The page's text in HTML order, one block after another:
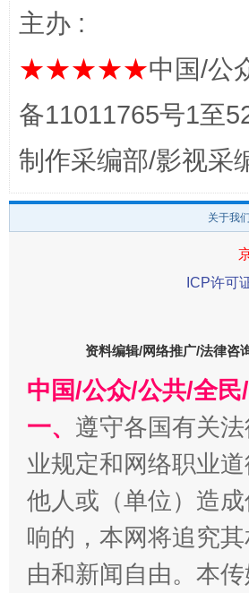
千年窑火 生生不息
主办 :
★★★★★中国/公
备11011765号1至
制作采编部/影视采
关于我们
ICP许可
资料编辑/网络推广/法律咨
中国/公众/公共/全
一、 遵守各国有关
业规定和网络职业
他人或（单位）造
响的，本网将追究
由和新闻自由。本